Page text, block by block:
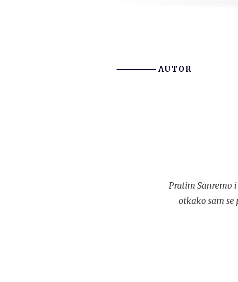
AUTOR
Pratim Sanremo
otkako sam